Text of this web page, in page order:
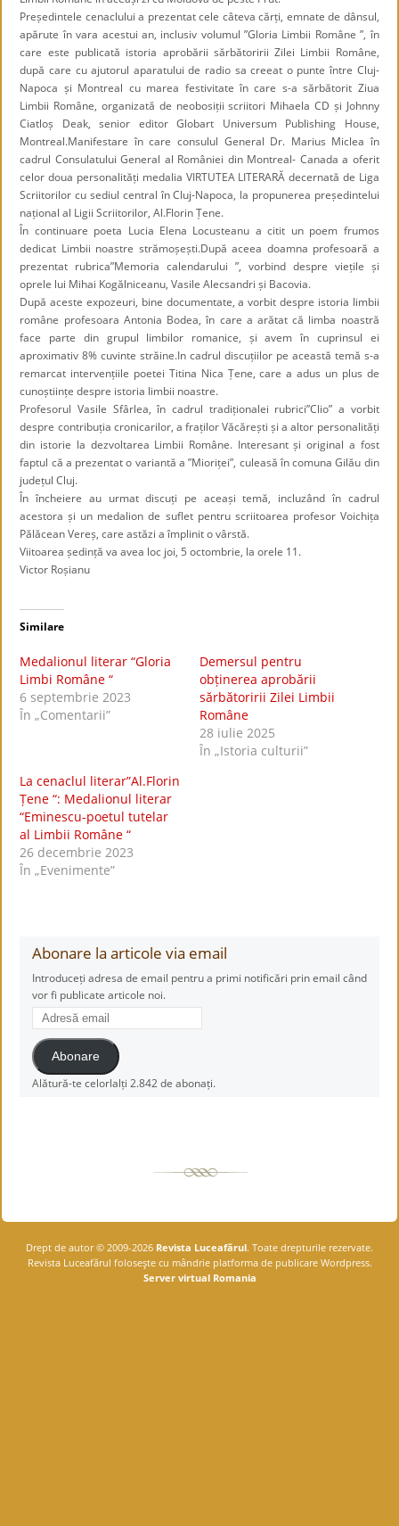
Președintele cenaclului a prezentat cele câteva cărți, emnate de dânsul,
apărute în vara acestui an, inclusiv volumul ”Gloria Limbii Române ”, în
care este publicată istoria aprobării sărbătoririi Zilei Limbii Române,
după care cu ajutorul aparatului de radio sa creeat o punte între Cluj-
Napoca și Montreal cu marea festivitate în care s-a sărbătorit Ziua
Limbii Române, organizată de neobosiții scriitori Mihaela CD și Johnny
Ciatloș Deak, senior editor Globart Universum Publishing House,
Montreal.Manifestare în care consulul General Dr. Marius Miclea în
cadrul Consulatului General al României din Montreal- Canada a oferit
celor doua personalități medalia VIRTUTEA LITERARĂ decernată de Liga
Scriitorilor cu sediul central în Cluj-Napoca, la propunerea președintelui
național al Ligii Scriitorilor, Al.Florin Țene.
În continuare poeta Lucia Elena Locusteanu a citit un poem frumos
dedicat Limbii noastre strămoșești.După aceea doamna profesoară a
prezentat rubrica”Memoria calendarului ”, vorbind despre viețile și
oprele lui Mihai Kogălniceanu, Vasile Alecsandri și Bacovia.
După aceste expozeuri, bine documentate, a vorbit despre istoria limbii
române profesoara Antonia Bodea, în care a arătat că limba noastră
face parte din grupul limbilor romanice, și avem în cuprinsul ei
aproximativ 8% cuvinte străine.In cadrul discuțiilor pe această temă s-a
remarcat intervențiile poetei Titina Nica Țene, care a adus un plus de
cunoștiințe despre istoria limbii noastre.
Profesorul Vasile Sfârlea, în cadrul tradiționalei rubrici”Clio” a vorbit
despre contribuția cronicarilor, a fraților Văcărești și a altor personalități
din istorie la dezvoltarea Limbii Române. Interesant și original a fost
faptul că a prezentat o variantă a ”Mioriței”, culeasă în comuna Gilău din
județul Cluj.
În încheiere au urmat discuți pe aceași temă, incluzând în cadrul
acestora și un medalion de suflet pentru scriitoarea profesor Voichița
Pălăcean Vereș, care astăzi a împlinit o vârstă.
Viitoarea ședință va avea loc joi, 5 octombrie, la orele 11.
Victor Roșianu
Similare
Medalionul literar “Gloria
Limbi Române “
6 septembrie 2023
În „Comentarii”
Demersul pentru
obținerea aprobării
sărbătoririi Zilei Limbii
Române
28 iulie 2025
În „Istoria culturii”
La cenaclul literar”Al.Florin
Țene “: Medalionul literar
“Eminescu-poetul tutelar
al Limbii Române “
26 decembrie 2023
În „Evenimente”
Abonare la articole via email
Introduceți adresa de email pentru a primi notificări prin email când
vor fi publicate articole noi.
Adresă
email
Abonare
Alătură-te celorlalți 2.842 de abonați.
Drept de autor © 2009-2026 Revista Luceafărul. Toate drepturile rezervate.
Revista Luceafărul foloseşte cu mândrie platforma de publicare Wordpress.
Server virtual Romania